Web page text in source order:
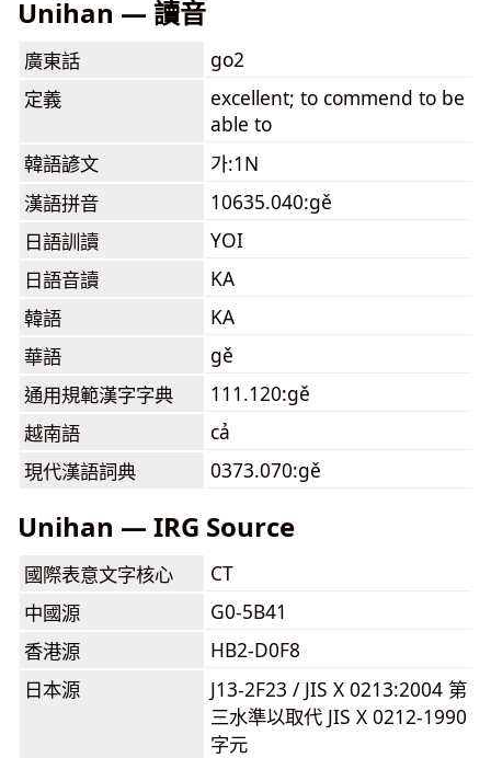
Unihan — 讀音
廣東話
go2
定義
excellent; to commend to be
able to
韓語諺文
가:1N
漢語拼音
10635.040:gě
日語訓讀
YOI
日語音讀
KA
韓語
KA
華語
gě
通用規範漢字字典
111.120:gě
越南語
cả
現代漢語詞典
0373.070:gě
Unihan — IRG Source
國際表意文字核心
CT
中國源
G0-5B41
香港源
HB2-D0F8
日本源
J13-2F23 / JIS X 0213:2004 第
三水準以取代 JIS X 0212-1990
字元